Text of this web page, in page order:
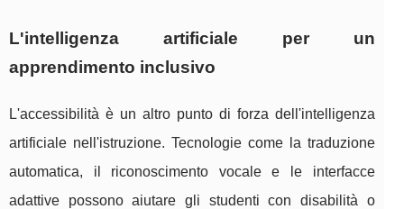
L'intelligenza artificiale per un
apprendimento inclusivo
L'accessibilità è un altro punto di forza dell'intelligenza
artificiale nell'istruzione. Tecnologie come la traduzione
automatica, il riconoscimento vocale e le interfacce
adattive possono aiutare gli studenti con disabilità o